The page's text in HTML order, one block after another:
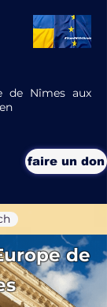
de Nîmes aux
faire un don
de